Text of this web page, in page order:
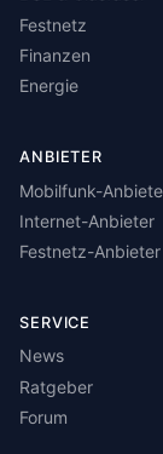
Festnetz
Finanzen
Energie
ANBIETER
Mobilfunk-
Internet-Anbieter
Festnetz-Anbieter
SERVICE
News
Ratgeber
Forum